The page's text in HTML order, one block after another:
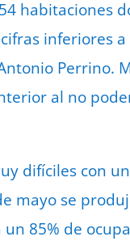
habitaciones
inferiores
Perrino.
al no
difíciles con
mayo se
85% de